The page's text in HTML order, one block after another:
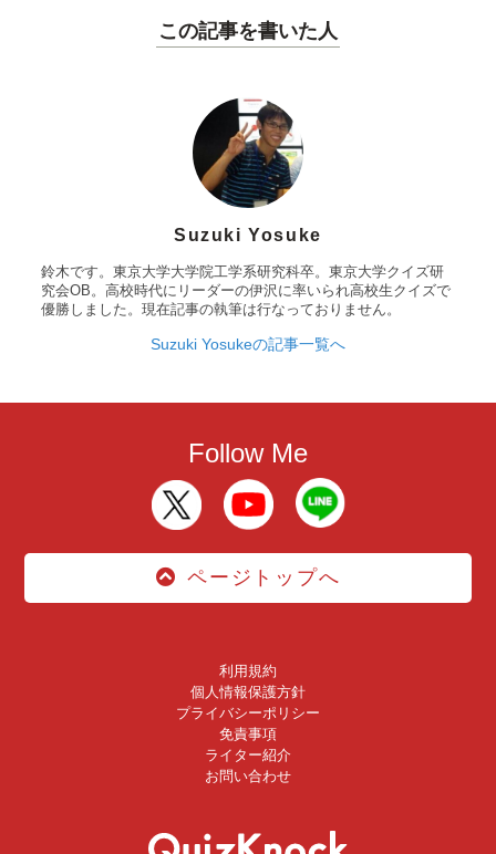
この記事を書いた人
Suzuki Yosuke
鈴木です。東京大学大学院工学系研究科卒。東京大学クイズ研
究会OB。高校時代にリーダーの伊沢に率いられ高校生クイズで
優勝しました。現在記事の執筆は行なっておりません。
Suzuki Yosukeの記事一覧へ
Follow Me
ページトップへ
利用規約
個人情報保護方針
プライバシーポリシー
免責事項
ライター紹介
お問い合わせ